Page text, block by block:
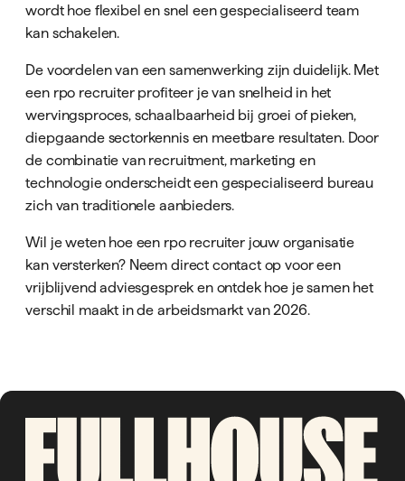
wordt hoe flexibel en snel een gespecialiseerd team
kan schakelen.
De voordelen van een samenwerking zijn duidelijk. Met
een rpo recruiter profiteer je van snelheid in het
wervingsproces, schaalbaarheid bij groei of pieken,
diepgaande sectorkennis en meetbare resultaten. Door
de combinatie van recruitment, marketing en
technologie onderscheidt een gespecialiseerd bureau
zich van traditionele aanbieders.
Wil je weten hoe een rpo recruiter jouw organisatie
kan versterken? Neem direct contact op voor een
vrijblijvend adviesgesprek en ontdek hoe je samen het
verschil maakt in de arbeidsmarkt van 2026.